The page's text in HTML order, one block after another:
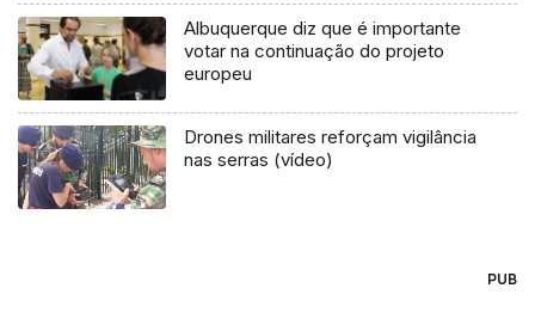
Albuquerque diz que é importante
votar na continuação do projeto
europeu
Drones militares reforçam vigilância
nas serras (vídeo)
PUB